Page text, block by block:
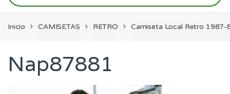
Inicio CAMISETAS RETRO Camiseta Local Retro 1987-
Nap87881